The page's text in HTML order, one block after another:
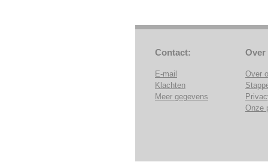
Contact:
E-mail
Klachten
Meer gegevens
Over
Over
Onze